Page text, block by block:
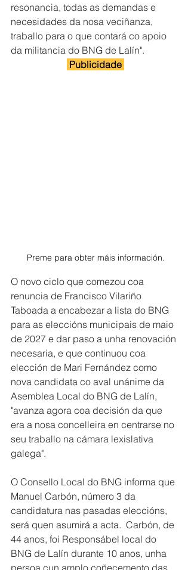
resonancia, todas as demandas e
necesidades da nosa veciñanza,
traballo para o que contará co apoio
da militancia do BNG de Lalín".
Publicidade
Preme para obter máis información.
O novo ciclo que comezou coa
renuncia de Francisco Vilariño
Taboada a encabezar a lista do BNG
para as eleccións municipais de maio
de 2027 e dar paso a unha renovación
necesaria, e que continuou coa
elección de Mari Fernández como
nova candidata co aval unánime da
Asemblea Local do BNG de Lalín,
"avanza agora coa decisión da que
era a nosa concelleira en centrarse no
seu traballo na cámara lexislativa
galega".
O Consello Local do BNG informa que
Manuel Carbón, número 3 da
candidatura nas pasadas eleccións,
será quen asumirá a acta.  Carbón, de
44 anos, foi Responsábel local do
BNG de Lalín durante 10 anos, unha